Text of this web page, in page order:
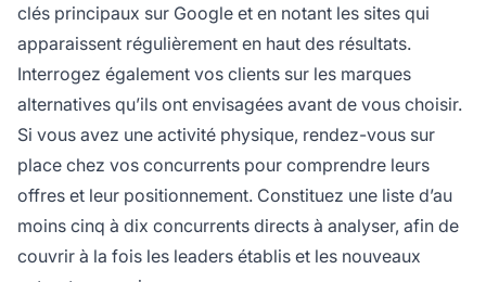
clés principaux sur Google et en notant les sites qui
apparaissent régulièrement en haut des résultats.
Interrogez également vos clients sur les marques
alternatives qu’ils ont envisagées avant de vous choisir.
Si vous avez une activité physique, rendez-vous sur
place chez vos concurrents pour comprendre leurs
offres et leur positionnement. Constituez une liste d’au
moins cinq à dix concurrents directs à analyser, afin de
couvrir à la fois les leaders établis et les nouveaux